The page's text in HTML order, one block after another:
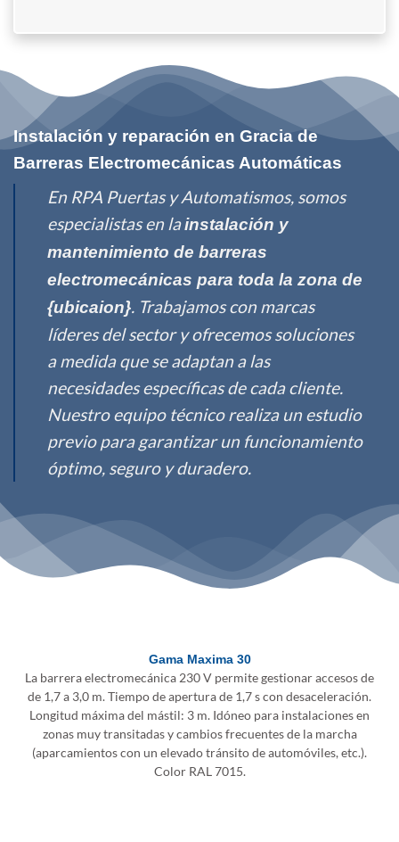
Instalación y reparación en Gracia de
Barreras Electromecánicas Automáticas
En RPA Puertas y Automatismos, somos
especialistas en lainstalación y
mantenimiento de barreras
electromecánicas para toda la zona de
{ubicaion}. Trabajamos con marcas
líderes del sector y ofrecemos soluciones
a medida que se adaptan a las
necesidades específicas de cada cliente.
Nuestro equipo técnico realiza un estudio
previo para garantizar un funcionamiento
óptimo, seguro y duradero.
Gama Maxima 30
La barrera electromecánica 230 V permite gestionar accesos de
de 1,7 a 3,0 m. Tiempo de apertura de 1,7 s con desaceleración.
Longitud máxima del mástil: 3 m. Idóneo para instalaciones en
zonas muy transitadas y cambios frecuentes de la marcha
(aparcamientos con un elevado tránsito de automóviles, etc.).
Color RAL 7015.